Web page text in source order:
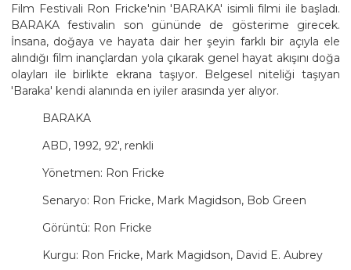
Film Festivali Ron Fricke'nin 'BARAKA' isimli filmi ile başladı.
BARAKA festivalin son gününde de gösterime girecek.
İnsana, doğaya ve hayata dair her şeyin farklı bir açıyla ele
alındığı film inançlardan yola çıkarak genel hayat akışını doğa
olayları ile birlikte ekrana taşıyor. Belgesel niteliği taşıyan
'Baraka' kendi alanında en iyiler arasında yer alıyor.
BARAKA
ABD, 1992, 92', renkli
Yönetmen: Ron Fricke
Senaryo: Ron Fricke, Mark Magidson, Bob Green
Görüntü: Ron Fricke
Kurgu: Ron Fricke, Mark Magidson, David E. Aubrey